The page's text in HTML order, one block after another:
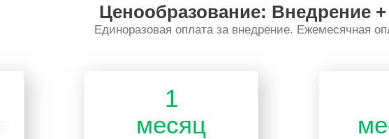
Ценообразование: Внедрение
Единоразовая оплата за внедрение. Ежемесячная
1
месяц